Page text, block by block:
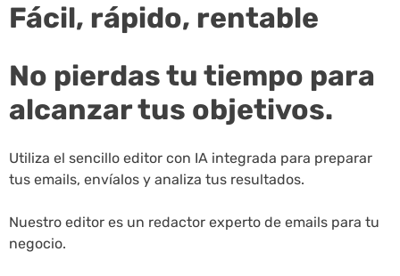
Fácil, rápido, rentable
No pierdas tu tiempo para
alcanzar tus objetivos.
Utiliza el sencillo editor con IA integrada para preparar
tus emails, envíalos y analiza tus resultados.
Nuestro editor es un redactor experto de emails para tu
negocio.